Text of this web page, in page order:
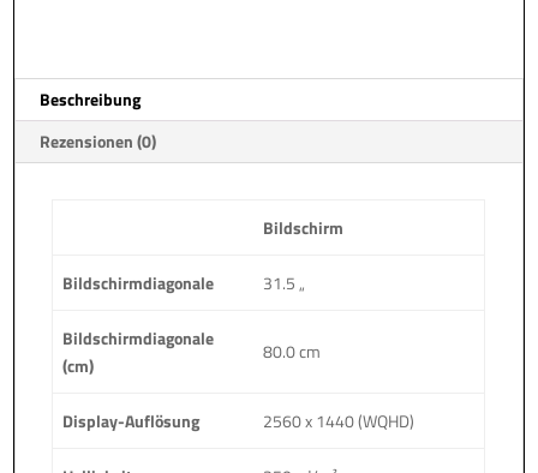
HDMI/DP/USB-
C
Menge
i
:
Beschreibung
Rezensionen (0)
Bildschirm
Bildschirmdiagonale 31.5 „
Bildschirmdiagonale
(cm)
80.0 cm
Display-Auflösung 2560 x 1440 (WQHD)